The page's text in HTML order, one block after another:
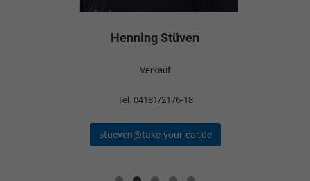
Henning Stüven
Verkauf
Tel. 04181/2176-18
stueven@take-your-car.de